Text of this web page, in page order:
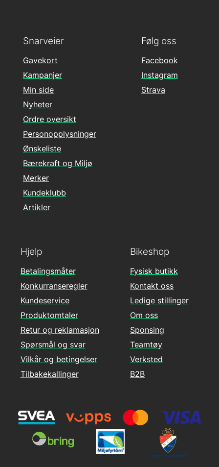
Følg oss
Facebook
Instagram
Strava
Hjelp
Betalingsmåter
Konkurranseregler
Kundeservice
Produktomtaler
Retur og reklamasjon
Spørsmål og svar
Vilkår og betingelser
Tilbakekallinger
Snarveier
Gavekort
Kampanjer
Min side
Nyheter
Ordre oversikt
Personopplysninger
Ønskeliste
Bærekraft og Miljø
Merker
Kundeklubb
Artikler
Bikeshop
Fysisk butikk
Kontakt oss
Ledige stillinger
Om oss
Sponsing
Teamtøy
Verksted
B2B